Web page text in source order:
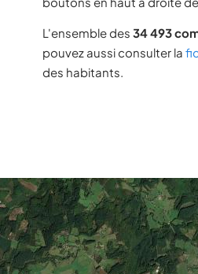
L'ensemble des 34 493
pouvez aussi consulter la
des habitants.